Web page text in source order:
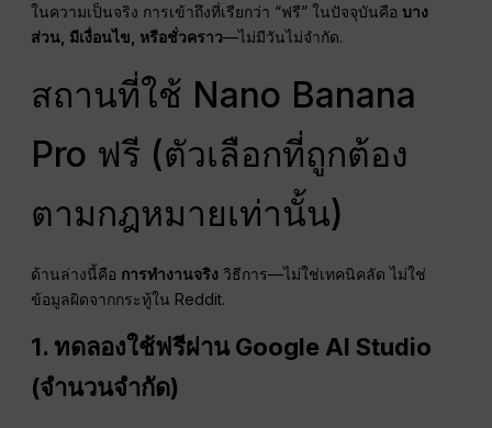
ในความเป็นจริง การเข้าถึงที่เรียกว่า “ฟรี” ในปัจจุบันคือบาง
ส่วน, มีเงื่อนไข, หรือชั่วคราว—ไม่มีวันไม่จำกัด.
สถานที่ใช้ Nano Banana
Pro ฟรี (ตัวเลือกที่ถูกต้อง
ตามกฎหมายเท่านั้น)
ด้านล่างนี้คือ การทำงานจริง วิธีการ—ไม่ใช่เทคนิคลัด ไม่ใช่
ข้อมูลผิดจากกระทู้ใน Reddit.
1. ทดลองใช้ฟรีผ่าน Google AI Studio
(จำนวนจำกัด)